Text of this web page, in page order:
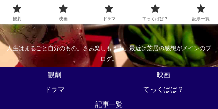
なんかくうかい
人生はまるごと自分のもの。さあ楽しもう！。最近は芝居の感想がメインのブ
ログ。
観劇
映画
ドラマ
てっくぱぱ？
記事一覧
観劇 映画 ドラマ てっくぱぱ？ 記事一覧